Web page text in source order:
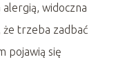
widoczna
że trzeba zadbać
pojawią się